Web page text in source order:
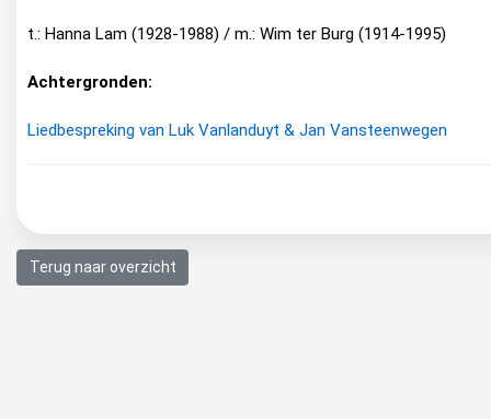
t.: Hanna Lam (1928-1988) / m.: Wim ter Burg (1914-1995)
Achtergronden:
Liedbespreking van Luk Vanlanduyt & Jan Vansteenwegen
Terug naar overzicht